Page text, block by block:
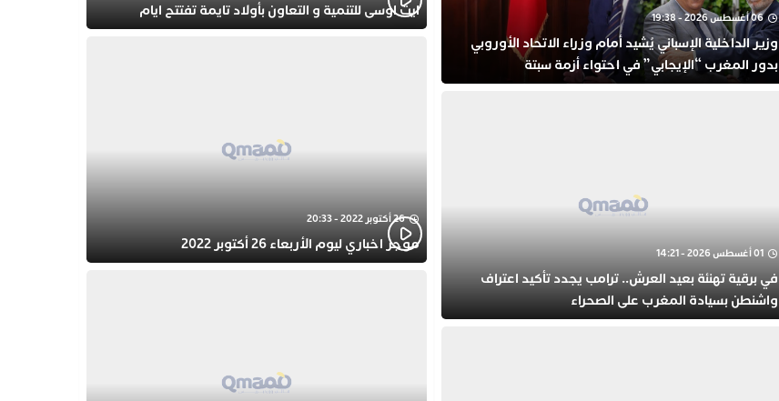
06 أغسطس 2026 - 19:38
وزير الداخلية الإسباني يُشيد أمام وزراء الاتحاد الأوروبي
بدور المغرب “الإيجابي” في احتواء أزمة سبتة
01 أغسطس 2026 - 14:21
في برقية تهنئة بعيد العرش.. ترامب يجدد تأكيد اعتراف
واشنطن بسيادة المغرب على الصحراء
ايت اوسى للتنمية و التعاون بأولاد تايمة تفتتح ايام
الاحتفال بذكرى المولد النبوي
26 أكتوبر 2022 - 20:33
موجز اخباري ليوم الأربعاء 26 أكتوبر 2022